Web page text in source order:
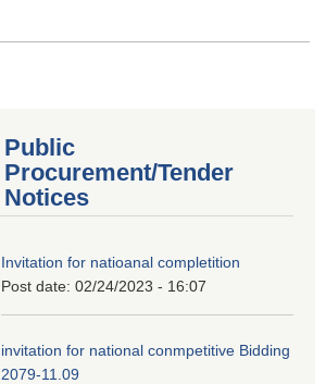
Public
Procurement/Tender
Notices
Invitation for natioanal completition
Post date: 02/24/2023 - 16:07
invitation for national conmpetitive Bidding
2079-11.09